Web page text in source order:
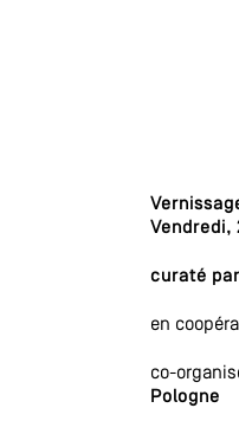
Vendredi,
curaté
en
co-
Pologne